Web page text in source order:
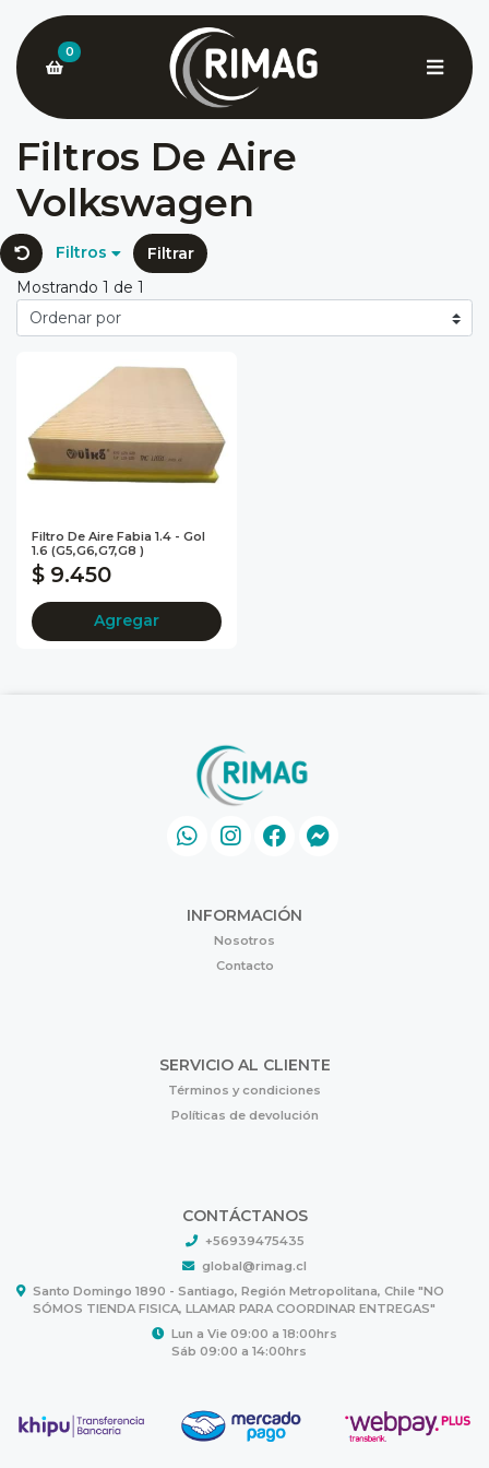
0
Filtros De Aire
Volkswagen
Filtros
Filtrar
Mostrando 1 de 1
Filtro De Aire Fabia 1.4 - Gol
1.6 (g5,g6,g7,g8 )
$ 9.450
Agregar
INFORMACIÓN
Nosotros
Contacto
SERVICIO AL CLIENTE
Términos y condiciones
Políticas de devolución
CONTÁCTANOS
+56939475435
global@rimag.cl
Santo Domingo 1890 - Santiago, Región Metropolitana, Chile "NO
SÓMOS TIENDA FISICA, LLAMAR PARA COORDINAR ENTREGAS"
Lun a Vie 09:00 a 18:00hrs
Sáb 09:00 a 14:00hrs